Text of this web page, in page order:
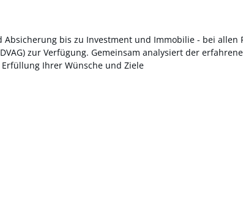
bis zu Investment und Immobilie - bei
zur Verfügung. Gemeinsam analysiert der
Ihrer Wünsche und Ziele